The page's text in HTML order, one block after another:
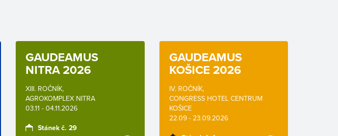
GAUDEAMUS
NITRA 2026
XIII. ROČNÍK,
AGROKOMPLEX NITRA
03.11 - 04.11.2026
Stánek č. 29
GAUDEAMUS
KOŠICE 2026
IV. ROČNÍK,
CONGRESS HOTEL CENTRUM
KOŠICE
22.09 - 23.09.2026